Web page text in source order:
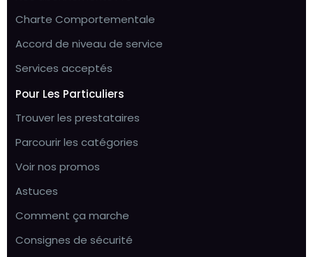
Charte Comportementale
Accord de niveau de service
Services acceptés
Pour Les Particuliers
Trouver les prestataires
Parcourir les catégories
Voir nos promos
Astuces
Comment ça marche
Consignes de sécurité